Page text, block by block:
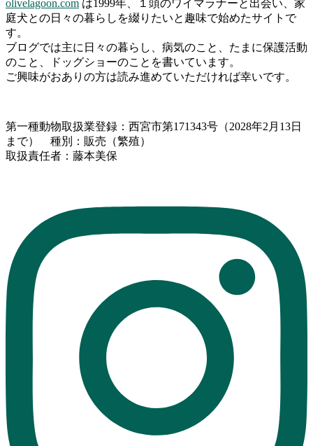
olivelagoon.com は1999年、１頭のワイマラナーと出会い、家
庭犬との日々の暮らしを綴りたいと趣味で始めたサイトで
す。
ブログでは主に日々の暮らし、病気のこと、たまに保護活動
のこと、ドッグショーのことを書いています。
ご興味がおありの方は読み進めていただければ幸いです。
第一種動物取扱業登録：西宮市第171343号（2028年2月13日
まで） 種別：販売（繁殖）
取扱責任者：藤本美保